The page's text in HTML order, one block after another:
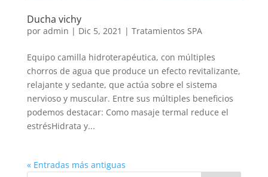
Ducha vichy
por admin | Dic 5, 2021 | Tratamientos SPA
Equipo camilla hidroterapéutica, con múltiples
chorros de agua que produce un efecto revitalizante,
relajante y sedante, que actúa sobre el sistema
nervioso y muscular. Entre sus múltiples beneficios
podemos destacar: Como masaje termal reduce el
estrésHidrata y...
« Entradas más antiguas